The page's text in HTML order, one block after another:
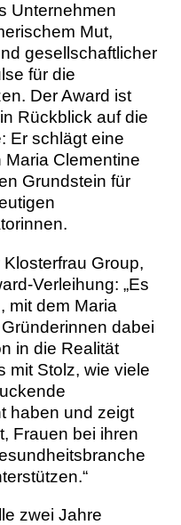
Unternehmen
Mut,
gesellschaftlicher
für die
Der Award ist
Rückblick auf die
Er schlägt eine
Clementine
Grundstein für
Group,
Verleihung: „Es
mit dem Maria
dabei
in die Realität
mit Stolz, wie viele
haben und zeigt
Frauen bei ihren
zwei Jahre